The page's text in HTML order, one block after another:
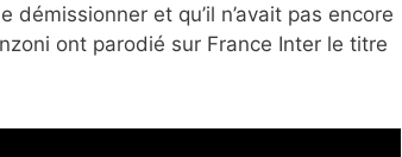
et qu’il n’avait pas encore
ont parodié sur France Inter le titre